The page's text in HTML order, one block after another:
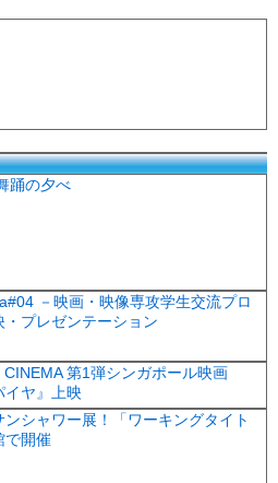
踊の夕べ
－映画・映像専攻学生交流プロ
・プレゼンテーション
第1弾シンガポール映画
イヤ』上映
シャワー展！「ワーキングタイト
で開催